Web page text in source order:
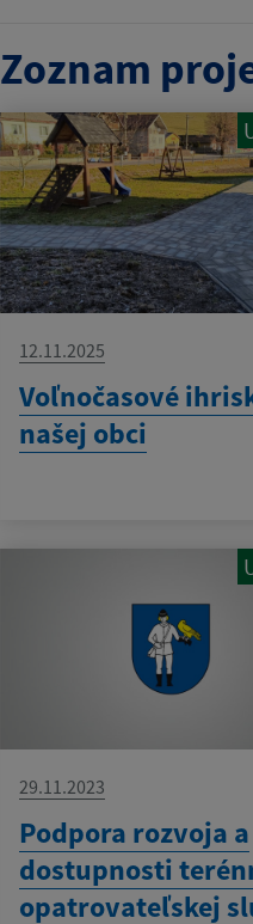
Zoznam
12.11.2025
Voľnočasové
našej obci
29.11.2023
Podpora rozvoja a
dostupnosti
opatrovateľskej